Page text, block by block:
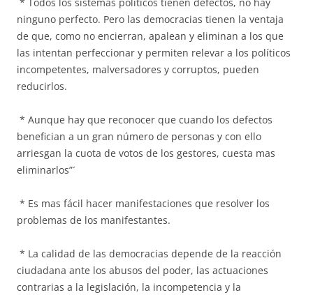
* Todos los sistemas políticos tienen defectos, no hay
ninguno perfecto. Pero las democracias tienen la ventaja
de que, como no encierran, apalean y eliminan a los que
las intentan perfeccionar y permiten relevar a los políticos
incompetentes, malversadores y corruptos, pueden
reducirlos.
* Aunque hay que reconocer que cuando los defectos
benefician a un gran número de personas y con ello
arriesgan la cuota de votos de los gestores, cuesta mas
eliminarlos”´
* Es mas fácil hacer manifestaciones que resolver los
problemas de los manifestantes.
* La calidad de las democracias depende de la reacción
ciudadana ante los abusos del poder, las actuaciones
contrarias a la legislación, la incompetencia y la